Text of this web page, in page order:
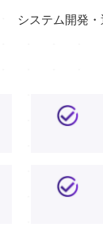
システム開発